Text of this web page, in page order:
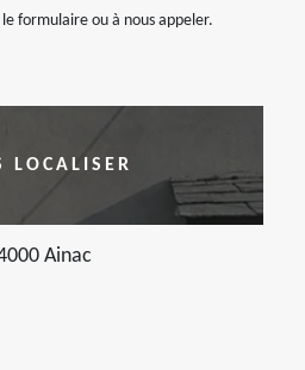
formulaire ou à nous appeler.
LOCALISER
Ainac